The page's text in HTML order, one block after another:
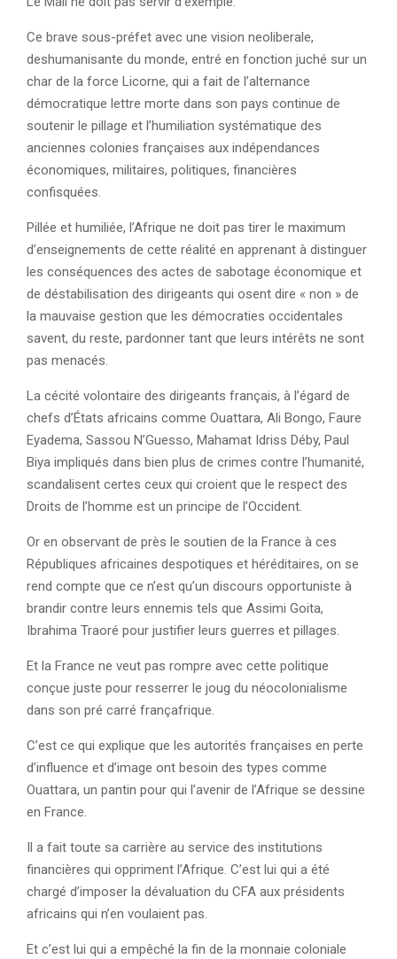
Ce brave sous-préfet avec une vision neoliberale,
deshumanisante du monde, entré en fonction juché sur un
char de la force Licorne, qui a fait de l’alternance
démocratique lettre morte dans son pays continue de
soutenir le pillage et l’humiliation systématique des
anciennes colonies françaises aux indépendances
économiques, militaires, politiques, financières
confisquées.
Pillée et humiliée, l’Afrique ne doit pas tirer le maximum
d’enseignements de cette réalité en apprenant à distinguer
les conséquences des actes de sabotage économique et
de déstabilisation des dirigeants qui osent dire « non » de
la mauvaise gestion que les démocraties occidentales
savent, du reste, pardonner tant que leurs intérêts ne sont
pas menacés.
La cécité volontaire des dirigeants français, à l’égard de
chefs d’États africains comme Ouattara, Ali Bongo, Faure
Eyadema, Sassou N’Guesso, Mahamat Idriss Déby, Paul
Biya impliqués dans bien plus de crimes contre l’humanité,
scandalisent certes ceux qui croient que le respect des
Droits de l’homme est un principe de l’Occident.
Or en observant de près le soutien de la France à ces
Républiques africaines despotiques et héréditaires, on se
rend compte que ce n’est qu’un discours opportuniste à
brandir contre leurs ennemis tels que Assimi Goita,
Ibrahima Traoré pour justifier leurs guerres et pillages.
Et la France ne veut pas rompre avec cette politique
conçue juste pour resserrer le joug du néocolonialisme
dans son pré carré françafrique.
C’est ce qui explique que les autorités françaises en perte
d’influence et d’image ont besoin des types comme
Ouattara, un pantin pour qui l’avenir de l’Afrique se dessine
en France.
Il a fait toute sa carrière au service des institutions
financières qui oppriment l’Afrique. C’est lui qui a été
chargé d’imposer la dévaluation du CFA aux présidents
africains qui n’en voulaient pas.
Et c’est lui qui a empêché la fin de la monnaie coloniale